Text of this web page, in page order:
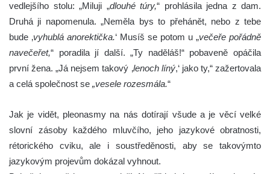
vedlejšího stolu: „Miluji „dlouhé túry,“ prohlásila jedna z dam.
Druhá ji napomenula. „Neměla bys to přehánět, nebo z tebe
bude ‚vyhublá anorektička.‘ Musíš se potom u „večeře pořádně
navečeřet,“ poradila jí další. „Ty naděláš!“ pobaveně opáčila
první žena. „Já nejsem takový ‚lenoch líný,‘ jako ty,“ zažertovala
a celá společnost se „vesele rozesmála.“
Jak je vidět, pleonasmy na nás dotírají všude a je věcí velké
slovní zásoby každého mluvčího, jeho jazykové obratnosti,
rétorického cviku, ale i soustředěnosti, aby se takovýmto
jazykovým projevům dokázal vyhnout.